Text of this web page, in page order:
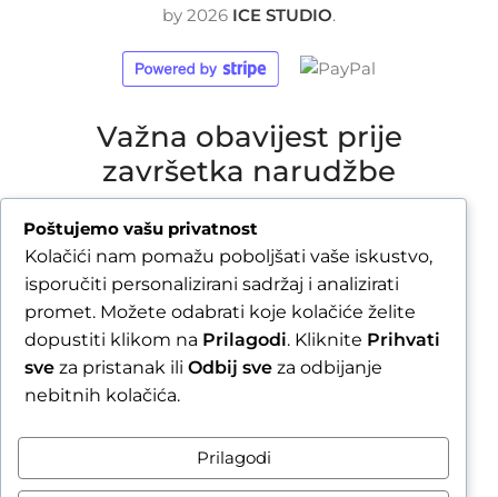
by 2026 ICE STUDIO.
Važna obavijest prije
završetka narudžbe
Zbog godišnjeg odmora u
razdoblju od 1.8.2026. do
16.8.2026., sve narudžbe
zaprimljene nakon 30.7.2026.
bit će obrađene i poslane
tijekom tjedna nakon našeg
povratka.
Poštujemo vašu privatnost
Kolačići nam pomažu poboljšati vaše iskustvo,
isporučiti personalizirani sadržaj i analizirati
promet. Možete odabrati koje kolačiće želite
dopustiti klikom na Prilagodi. Kliknite Prihvati
sve za pristanak ili Odbij sve za odbijanje
nebitnih kolačića.
Prilagodi